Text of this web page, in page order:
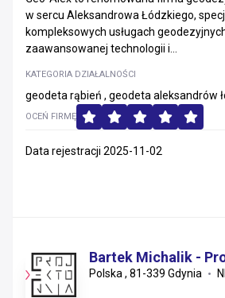
w sercu Aleksandrowa Łódzkiego,
kompleksowych usługach
zaawansowanej technologii i...
KATEGORIA DZIAŁALNOŚCI
geodeta rąbień , geodeta aleksandrów
OCEŃ FIRMĘ
Data rejestracji 2025-11-02
Bartek Michalik -
Polska , 81-339 Gdynia